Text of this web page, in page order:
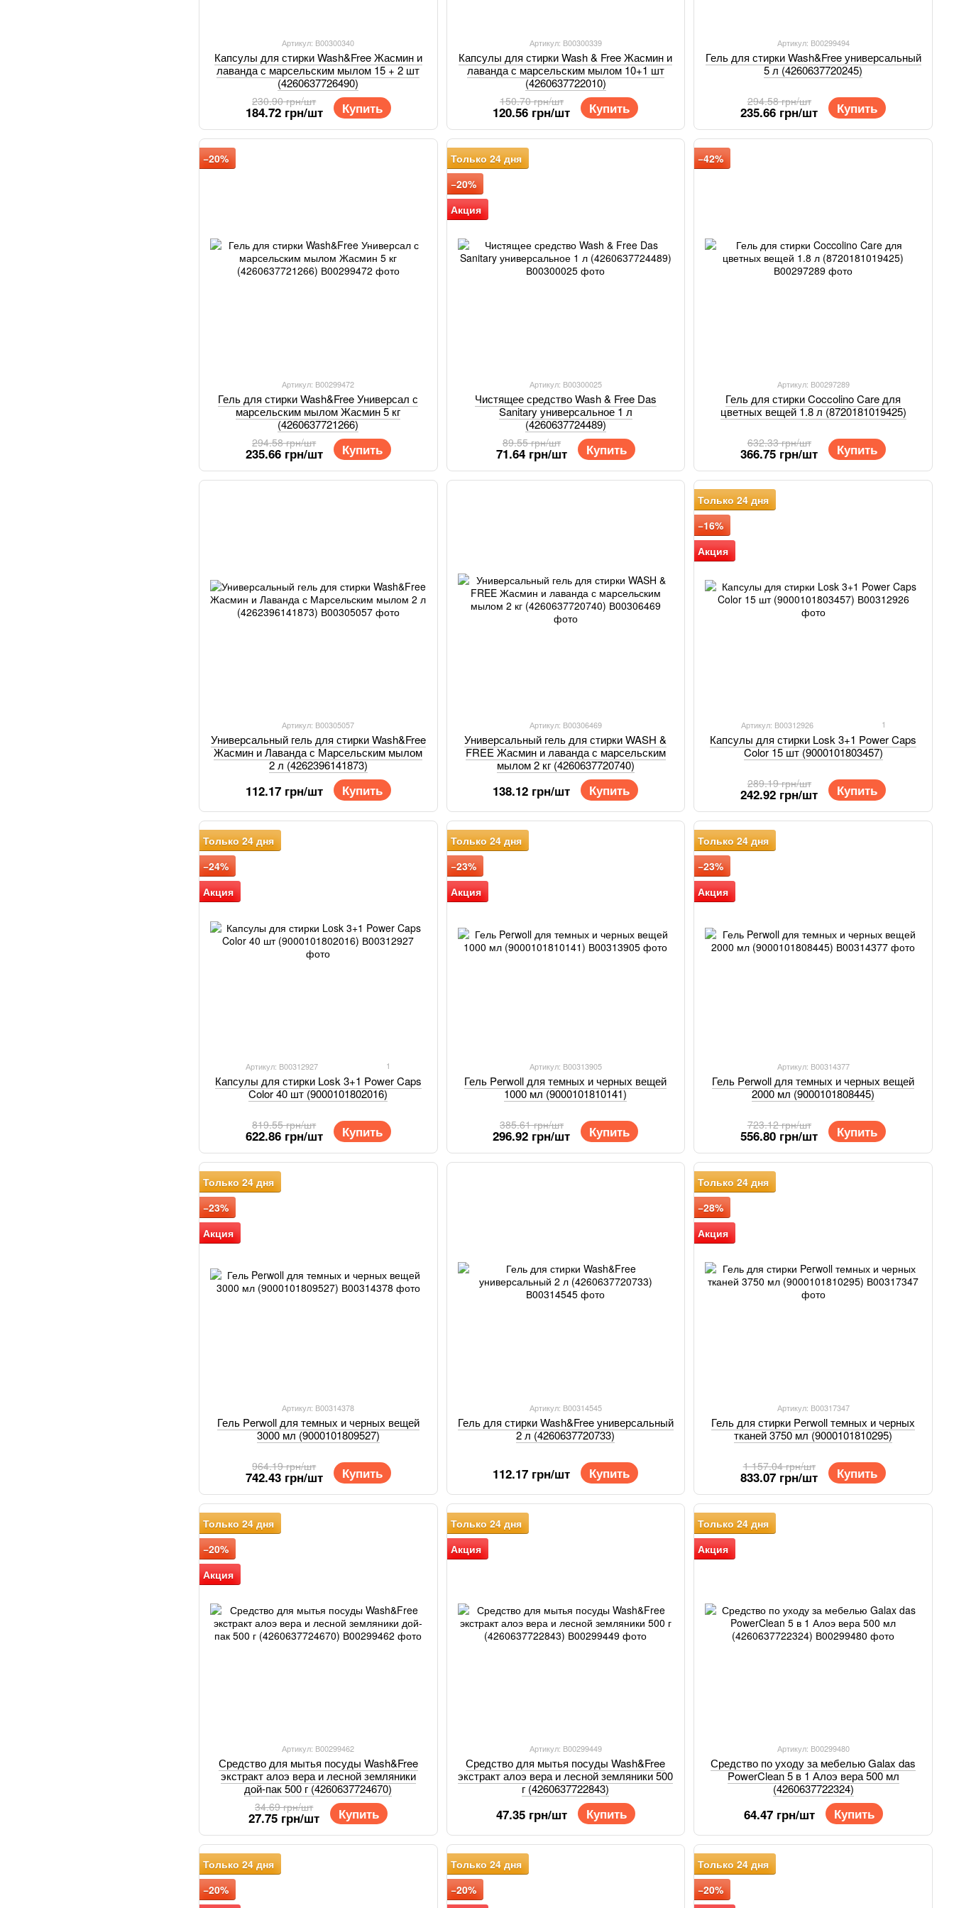
Артикул: В00300340
Капсулы для стирки Wash&Free Жасмин и
лаванда с марсельским мылом 15 + 2 шт
(4260637726490)
230.90 грн/шт
184.72 грн/шт Купить
Артикул: В00300339
Капсулы для стирки Wash & Free Жасмин и
лаванда с марсельским мылом 10+1 шт
(4260637722010)
150.70 грн/шт
120.56 грн/шт Купить
Артикул: В00299494
Гель для стирки Wash&Free универсальный
5 л (4260637720245)
294.58 грн/шт
235.66 грн/шт Купить
−20%
Артикул: В00299472
Гель для стирки Wash&Free Универсал с
марсельским мылом Жасмин 5 кг
(4260637721266)
294.58 грн/шт
235.66 грн/шт Купить
Только 24 дня
−20%
Акция
Артикул: В00300025
Чистящее средство Wash & Free Das
Sanitary универсальное 1 л
(4260637724489)
89.55 грн/шт
71.64 грн/шт Купить
−42%
Артикул: В00297289
Гель для стирки Coccolino Care для
цветных вещей 1.8 л (8720181019425)
632.33 грн/шт
366.75 грн/шт Купить
Артикул: В00305057
Универсальный гель для стирки Wash&Free
Жасмин и Лаванда с Марсельским мылом
2 л (4262396141873)
112.17 грн/шт Купить
Артикул: В00306469
Универсальный гель для стирки WASH &
FREE Жасмин и лаванда с марсельским
мылом 2 кг (4260637720740)
138.12 грн/шт Купить
Только 24 дня
−16%
Акция
Артикул: В00312926 1
Капсулы для стирки Losk 3+1 Power Caps
Color 15 шт (9000101803457)
289.19 грн/шт
242.92 грн/шт Купить
Только 24 дня
−24%
Акция
Артикул: В00312927 1
Капсулы для стирки Losk 3+1 Power Caps
Color 40 шт (9000101802016)
819.55 грн/шт
622.86 грн/шт Купить
Только 24 дня
−23%
Акция
Артикул: В00313905
Гель Perwoll для темных и черных вещей
1000 мл (9000101810141)
385.61 грн/шт
296.92 грн/шт Купить
Только 24 дня
−23%
Акция
Артикул: В00314377
Гель Perwoll для темных и черных вещей
2000 мл (9000101808445)
723.12 грн/шт
556.80 грн/шт Купить
Только 24 дня
−23%
Акция
Артикул: В00314378
Гель Perwoll для темных и черных вещей
3000 мл (9000101809527)
964.19 грн/шт
742.43 грн/шт Купить
Артикул: В00314545
Гель для стирки Wash&Free универсальный
2 л (4260637720733)
112.17 грн/шт Купить
Только 24 дня
−28%
Акция
Артикул: В00317347
Гель для стирки Perwoll темных и черных
тканей 3750 мл (9000101810295)
1 157.04 грн/шт
833.07 грн/шт Купить
Только 24 дня
−20%
Акция
Артикул: В00299462
Средство для мытья посуды Wash&Free
экстракт алоэ вера и лесной земляники
дой-пак 500 г (4260637724670)
34.69 грн/шт
27.75 грн/шт Купить
Только 24 дня
Акция
Артикул: В00299449
Средство для мытья посуды Wash&Free
экстракт алоэ вера и лесной земляники 500
г (4260637722843)
47.35 грн/шт Купить
Только 24 дня
Акция
Артикул: В00299480
Средство по уходу за мебелью Galax das
PowerClean 5 в 1 Алоэ вера 500 мл
(4260637722324)
64.47 грн/шт Купить
Только 24 дня
−20%
Только 24 дня
−20%
Только 24 дня
−20%